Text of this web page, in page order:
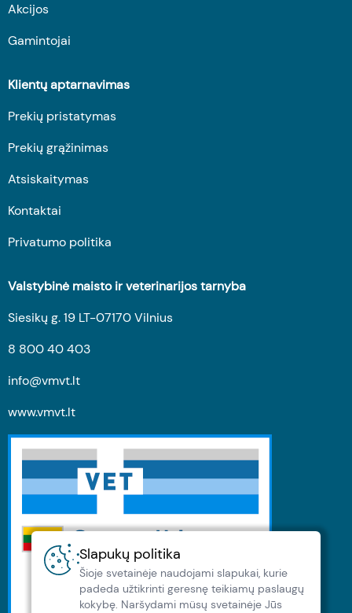
Slapukų politika
Šioje svetainėje naudojami slapukai, kurie
padeda užtikrinti geresnę teikiamų paslaugų
kokybę. Naršydami müsų svetainėje Jūs
Akcijos
Gamintojai
Klientų aptarnavimas
Prekių pristatymas
Prekių grąžinimas
Atsiskaitymas
Kontaktai
Privatumo politika
Valstybinė maisto ir veterinarijos tarnyba
Siesikų g. 19 LT-07170 Vilnius
8 800 40 403
info@vmvt.lt
www.vmvt.lt